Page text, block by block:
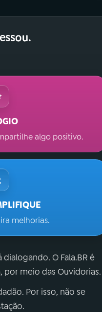
algo positivo.
melhorias.
O Fala.BR é
meio das Ouvidorias.
Por isso, não se